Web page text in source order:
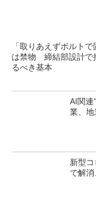
「取りあえずボルトで
は禁物 締結部設計で
るべき基本
AI関連
業、
新型
で解